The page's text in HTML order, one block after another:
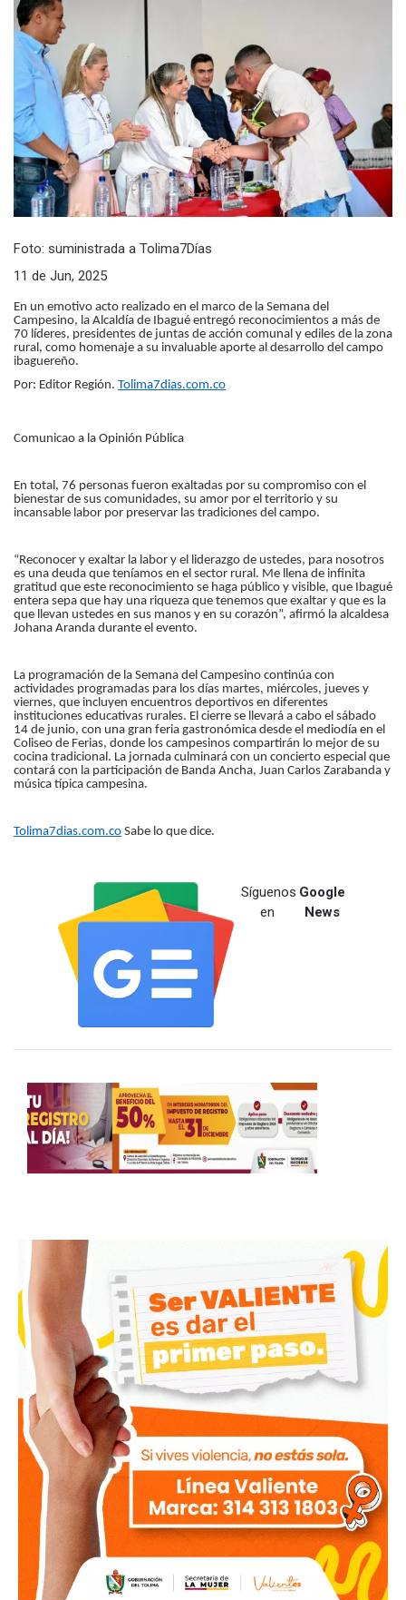
Foto: suministrada a Tolima7Días
11 de Jun, 2025
En un emotivo acto realizado en el marco de la Semana del
Campesino, la Alcaldía de Ibagué entregó reconocimientos a más de
70 líderes, presidentes de juntas de acción comunal y ediles de la zona
rural, como homenaje a su invaluable aporte al desarrollo del campo
ibaguereño.
Por: Editor Región. Tolima7dias.com.co
Comunicao a la Opinión Pública
En total, 76 personas fueron exaltadas por su compromiso con el
bienestar de sus comunidades, su amor por el territorio y su
incansable labor por preservar las tradiciones del campo.
“Reconocer y exaltar la labor y el liderazgo de ustedes, para nosotros
es una deuda que teníamos en el sector rural. Me llena de infinita
gratitud que este reconocimiento se haga público y visible, que Ibagué
entera sepa que hay una riqueza que tenemos que exaltar y que es la
que llevan ustedes en sus manos y en su corazón”, afirmó la alcaldesa
Johana Aranda durante el evento.
La programación de la Semana del Campesino continúa con
actividades programadas para los días martes, miércoles, jueves y
viernes, que incluyen encuentros deportivos en diferentes
instituciones educativas rurales. El cierre se llevará a cabo el sábado
14 de junio, con una gran feria gastronómica desde el mediodía en el
Coliseo de Ferias, donde los campesinos compartirán lo mejor de su
cocina tradicional. La jornada culminará con un concierto especial que
contará con la participación de Banda Ancha, Juan Carlos Zarabanda y
música típica campesina.
Tolima7dias.com.co Sabe lo que dice.
Síguenos
en
Google
News